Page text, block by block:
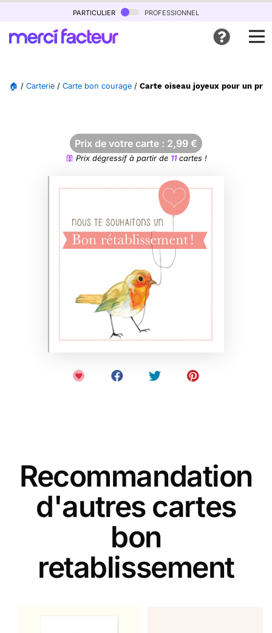
particulier professionnel
🏠 / Carterie / Carte bon courage / Carte oiseau joyeux pour un
Prix de votre carte : 2,99 €
Prix dégressif à partir de 11cartes !
Recommandation
d'autres cartes
bon
retablissement